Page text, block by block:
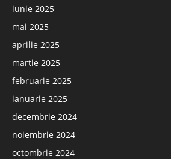
iunie 2025
mai 2025
aprilie 2025
martie 2025
februarie 2025
ianuarie 2025
decembrie 2024
noiembrie 2024
octombrie 2024